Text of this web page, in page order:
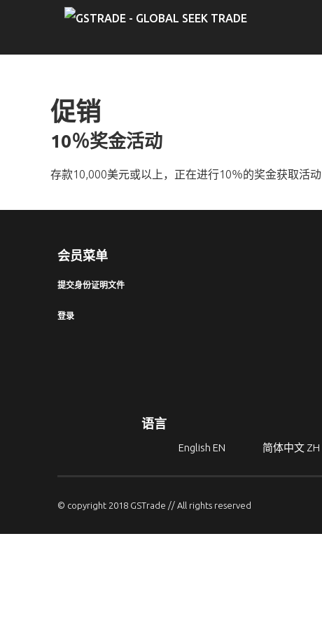
促销
10％奖金活动
存款10,000美元或以上，正在进行10％的奖金获取活动
会员菜单
提交身份证明文件
登录
语言
English EN 简体中文 ZH
© copyright 2018 GSTrade // All rights reserved